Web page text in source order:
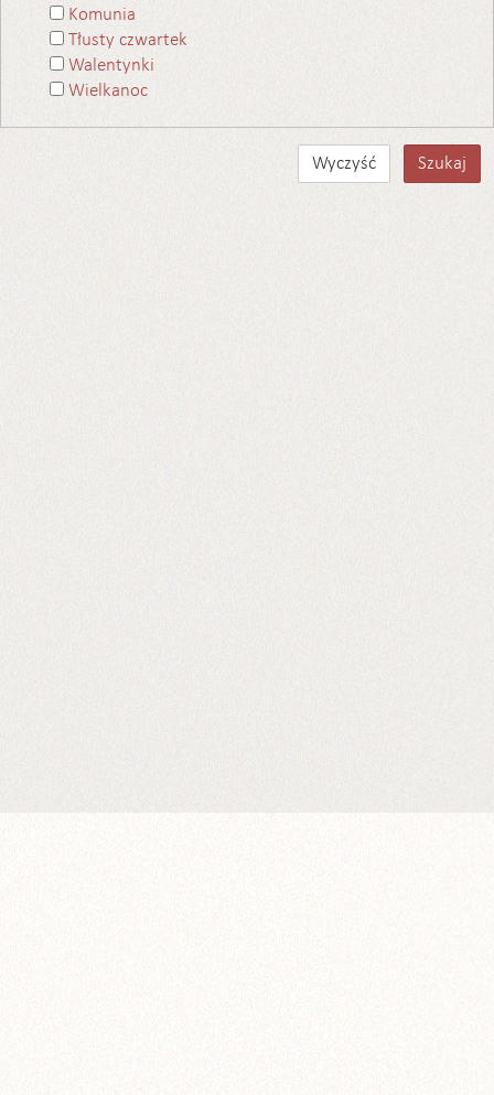
Komunia
Tłusty czwartek
Walentynki
Wielkanoc